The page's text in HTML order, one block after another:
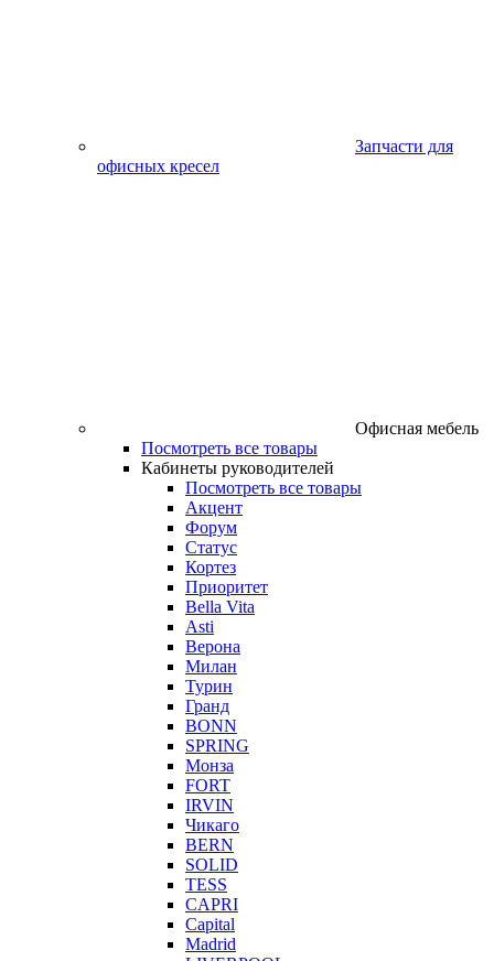
Запчасти для
офисных кресел
Офисная мебель
Посмотреть все товары
Кабинеты руководителей
Посмотреть все товары
Акцент
Форум
Статус
Кортез
Приоритет
Bella Vita
Asti
Верона
Милан
Турин
Гранд
BONN
SPRING
Монза
FORT
IRVIN
Чикаго
BERN
SOLID
TESS
CAPRI
Capital
Madrid